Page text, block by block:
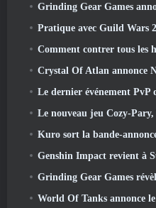
Grinding Gear Games annonce une
Pratique avec Guild Wars
Comment contrer tous les
Crystal Of Atlan annonce NieR:
Le dernier événement PvP de Rift offre aux joueurs
Le nouveau jeu Cozy-Pary,
Kuro sort la bande-annonce tant attendue de
Genshin Impact revient à
Grinding Gear Games révèle la plus grande mise à
World Of Tanks annonce le